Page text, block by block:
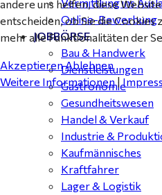
Online-Bewerbung
JOBBÖRSE
Bau & Handwerk
Dienstleistungen
Gastronomie
Gesundheitswesen
Handel & Verkauf
Industrie &
Kaufmännisches
Kraftfahrer
Lager & Logistik
andere uns helfen, diese
entscheiden, ob Sie die
mehr alle Funktionalitäten der
AkzeptierenAblehnen
Weitere Informationen |